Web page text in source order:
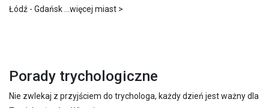
Łódź - Gdańsk...więcej miast >
Porady trychologiczne
Nie zwlekaj z przyjściem do trychologa, każdy dzień jest ważny dla